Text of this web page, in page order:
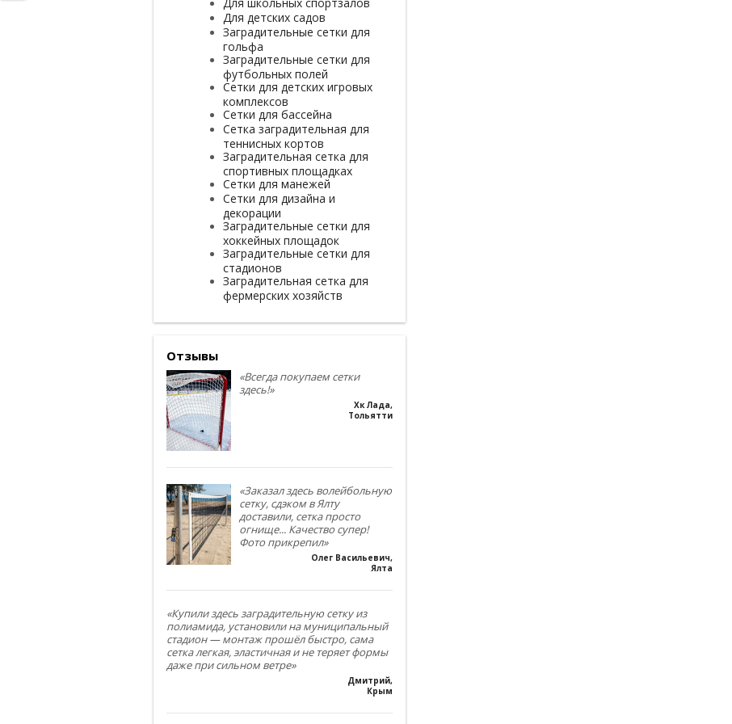
Для детских садов
Заградительные сетки для
гольфа
Заградительные сетки для
футбольных полей
Сетки для детских игровых
комплексов
Сетки для бассейна
Сетка заградительная для
теннисных кортов
Заградительная сетка для
спортивных площадках
Сетки для манежей
Сетки для дизайна и
декорации
Заградительные сетки для
хоккейных площадок
Заградительные сетки для
стадионов
Заградительная сетка для
фермерских хозяйств
Отзывы
«Всегда покупаем сетки
здесь!»
Хк Лада,
Тольятти
«Заказал здесь волейбольную
сетку, сдэком в Ялту
доставили, сетка просто
огнище... Качество супер!
Фото прикрепил»
Олег Васильевич,
Ялта
«Купили здесь заградительную сетку из
полиамида, установили на муниципальный
стадион — монтаж прошёл быстро, сама
сетка легкая, эластичная и не теряет формы
даже при сильном ветре»
Дмитрий,
Крым